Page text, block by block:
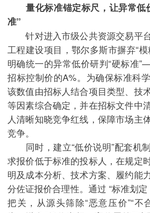
量化标准锚定标尺，让异常低
准”
针对进入市级公共资源交易平
工程建设项目，鄂尔多斯市摒弃“模
明确统一的异常低价研判“硬标准
招标控制价的A%。为确保标准科
该数值由招标人结合项目类型、技
等因素综合确定，并在招标文件中
人清晰知晓竞争红线，保障市场主
竞争。
同时，建立“低价说明”配套机
求报价低于标准的投标人，在规定
明及成本分析、技术方案、履约能
分佐证报价合理性。通过 “标准划
把关，从源头筛除“恶意压价”“不